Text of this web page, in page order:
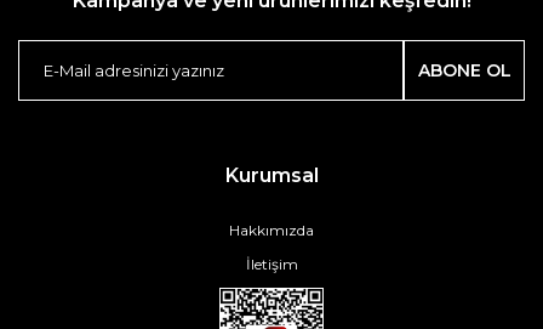
ABONE OL
Kurumsal
Hakkımızda
İletişim